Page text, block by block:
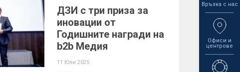
Връзка с нас
Офиси и
центрове
ДЗИ с три приза за
иновации от
Годишните награди на
b2b Медия
11 Юли 2025